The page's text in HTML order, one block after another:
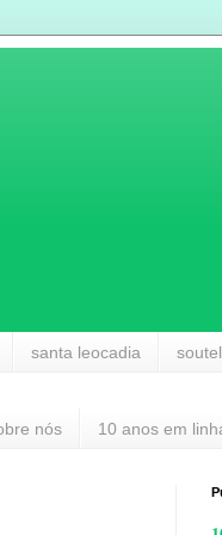
santa leocadia
nós 10 anos em